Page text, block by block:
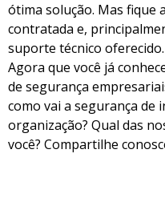
ótima solução. Mas fique
contratada e,
suporte técnico oferecido.
Agora que você já
de segurança
como vai a segurança de
organização? Qual das
você? Compartilhe